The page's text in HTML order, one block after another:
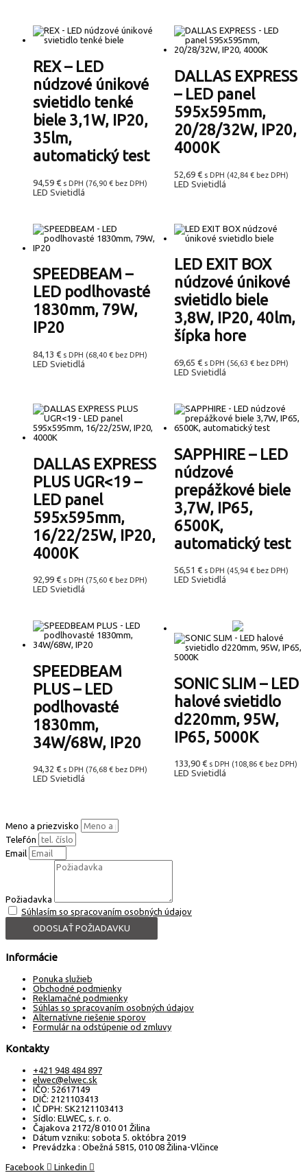
REX – LED
núdzové únikové
svietidlo tenké
biele 3,1W, IP20,
35lm,
automatický test
94,59 € s DPH (76,90 € bez DPH)
LED Svietidlá
DALLAS EXPRESS
– LED panel
595x595mm,
20/28/32W, IP20,
4000K
52,69 € s DPH (42,84 € bez DPH)
LED Svietidlá
SPEEDBEAM –
LED podlhovasté
1830mm, 79W,
IP20
84,13 € s DPH (68,40 € bez DPH)
LED Svietidlá
LED EXIT BOX
núdzové únikové
svietidlo biele
3,8W, IP20, 40lm,
šípka hore
69,65 € s DPH (56,63 € bez DPH)
LED Svietidlá
DALLAS EXPRESS
PLUS UGR<19 –
LED panel
595x595mm,
16/22/25W, IP20,
4000K
92,99 € s DPH (75,60 € bez DPH)
LED Svietidlá
SAPPHIRE – LED
núdzové
prepážkové biele
3,7W, IP65,
6500K,
automatický test
56,51 € s DPH (45,94 € bez DPH)
LED Svietidlá
SPEEDBEAM
PLUS – LED
podlhovasté
1830mm,
34W/68W, IP20
94,32 € s DPH (76,68 € bez DPH)
LED Svietidlá
SONIC SLIM – LED
halové svietidlo
d220mm, 95W,
IP65, 5000K
133,90 € s DPH (108,86 € bez DPH)
LED Svietidlá
Meno a priezvisko
Telefón
Email
Požiadavka
Súhlasím so spracovaním osobných údajov
ODOSLAŤ POŽIADAVKU
Informácie
Ponuka služieb
Obchodné podmienky
Reklamačné podmienky
Súhlas so spracovaním osobných údajov
Alternatívne riešenie sporov
Formulár na odstúpenie od zmluvy
Kontakty
+421 948 484 897
elwec@elwec.sk
IČO: 52617149
DIČ: 2121103413
IČ DPH: SK2121103413
Sídlo: ELWEC, s. r. o.
Čajakova 2172/8 010 01 Žilina
Dátum vzniku: sobota 5. októbra 2019
Prevádzka : Obežná 5815, 010 08 Žilina-Vlčince
Facebook Linkedin